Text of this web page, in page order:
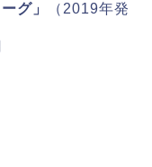
グ」
（2019年発